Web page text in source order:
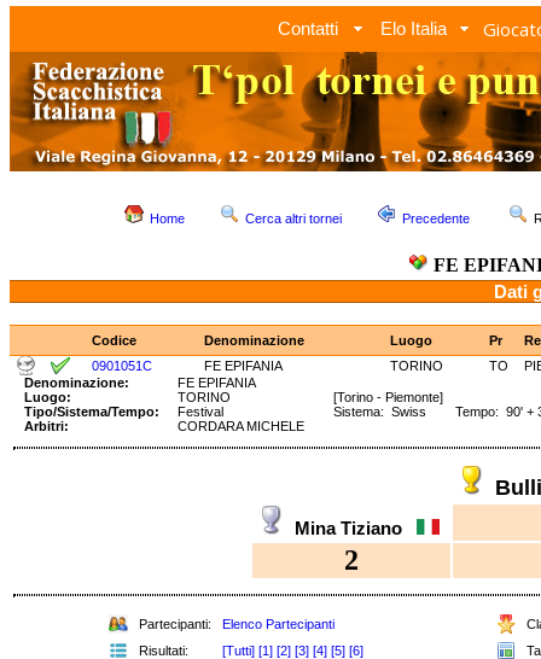
Contatti Elo Italia
Home Cerca altri tornei Precedente
FE
Dati
Codice Denominazione Luogo Pr
0901051C
FE EPIFANIA TORINO TO
Denominazione:
FE EPIFANIA
Luogo:
TORINO
[Torino - Piemonte]
Tipo/Sistema/Tempo:
Festival
Sistema: Swiss Tempo: 90' +
Arbitri:
CORDARA MICHELE
Mina Tiziano
2
Partecipanti: Elenco Partecipanti
Risultati:
[Tutti] [1] [2] [3] [4] [5] [6]